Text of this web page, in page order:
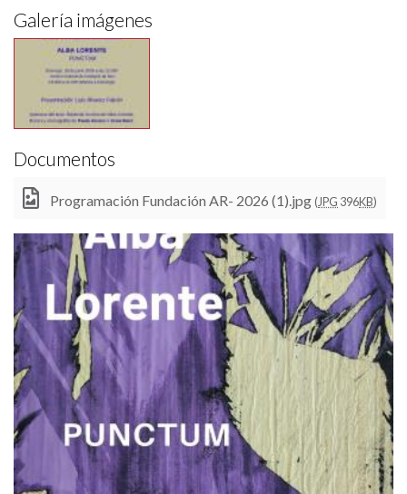
Galería imágenes
Documentos
Programación Fundación AR- 2026 (1).jpg(JPG 396KB)